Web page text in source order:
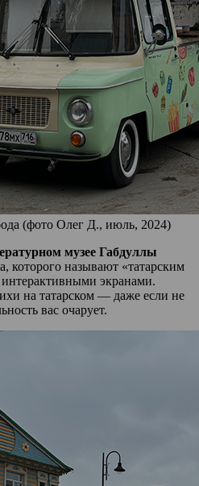
(фото Олег Д., июль, 2024)
музее Габдуллы
которого называют «татарским
экранами.
на татарском — даже если не
вас очарует.